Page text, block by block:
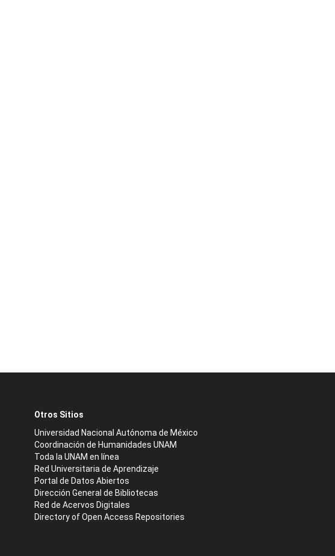
Otros Sitios
Universidad Nacional Autónoma de México
Coordinación de Humanidades UNAM
Toda la UNAM en línea
Red Universitaria de Aprendizaje
Portal de Datos Abiertos
Dirección General de Bibliotecas
Red de Acervos Digitales
Directory of Open Access Repositories